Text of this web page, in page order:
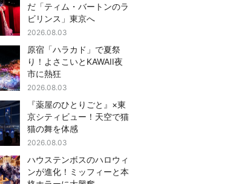
だ「ティム・バートンのラ
ビリンス」東京へ
2026.08.03
原宿「ハラカド」で夏祭
り！よさこいとKAWAII夜
市に熱狂
2026.08.03
『薬屋のひとりごと』×東
京シティビュー！天空で猫
猫の舞を体感
2026.08.03
ハウステンボスのハロウィ
ンが進化！ミッフィーと本